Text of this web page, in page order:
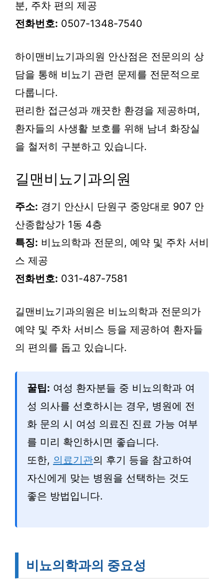
분, 주차 편의 제공
전화번호: 0507-1348-7540
하이맨비뇨기과의원 안산점은 전문의의 상
담을 통해 비뇨기 관련 문제를 전문적으로
다룹니다.
편리한 접근성과 깨끗한 환경을 제공하며,
환자들의 사생활 보호를 위해 남녀 화장실
을 철저히 구분하고 있습니다.
길맨비뇨기과의원
주소: 경기 안산시 단원구 중앙대로 907 안
산종합상가 1동 4층
특징: 비뇨의학과 전문의, 예약 및 주차 서비
스 제공
전화번호: 031-487-7581
길맨비뇨기과의원은 비뇨의학과 전문의가
예약 및 주차 서비스 등을 제공하여 환자들
의 편의를 돕고 있습니다.
꿀팁: 여성 환자분들 중 비뇨의학과 여
성 의사를 선호하시는 경우, 병원에 전
화 문의 시 여성 의료진 진료 가능 여부
를 미리 확인하시면 좋습니다.
또한, 의료기관의 후기 등을 참고하여
자신에게 맞는 병원을 선택하는 것도
좋은 방법입니다.
비뇨의학과의 중요성